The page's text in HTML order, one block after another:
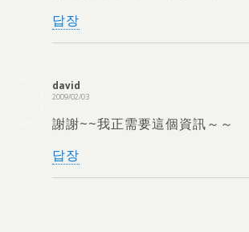
답장
david
2009/02/03
謝謝~~我正需要這個資訊～～
답장